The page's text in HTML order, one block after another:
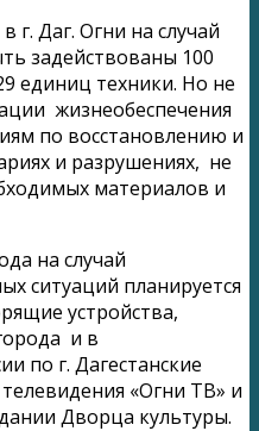
Даг. Огни на случай
задействованы 100
единиц техники. Но не
жизнеобеспечения
по восстановлению и
и разрушениях, не
материалов и
на случай
ситуаций планируется
устройства,
и в
по г. Дагестанские
«Огни ТВ» и
Дворца культуры.